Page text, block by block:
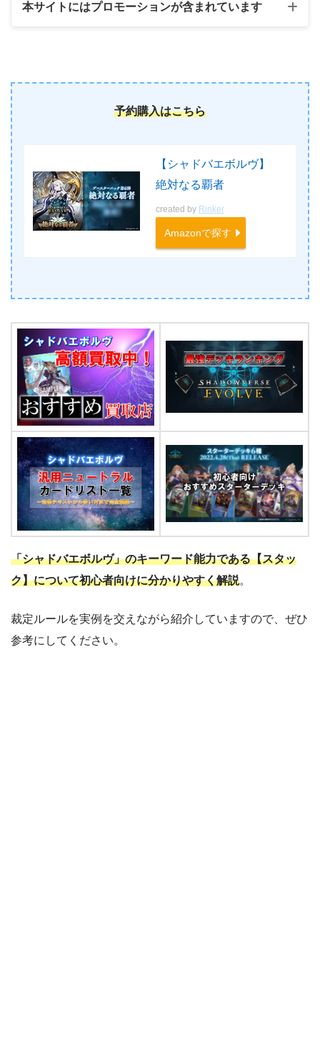
本サイトにはプロモーションが含まれています
予約購入はこちら
【シャドバエボルヴ】
絶対なる覇者
created by Rinker
Amazonで探す
「シャドバエボルヴ」のキーワード能力である【スタッ
ク】について初心者向けに分かりやすく解説。
裁定ルールを実例を交えながら紹介していますので、ぜひ
参考にしてください。